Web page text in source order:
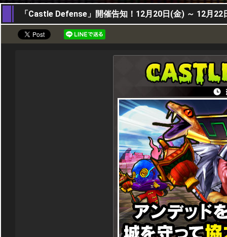
19,12,2024
「Castle Defense」開催告知！12月20日(金) ～ 12月22